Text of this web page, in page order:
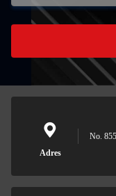
Adres
No.